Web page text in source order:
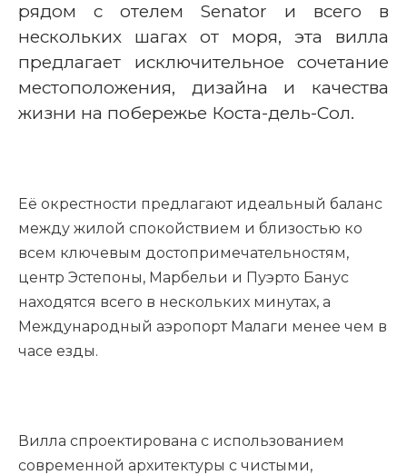
рядом с отелем Senator и всего в
нескольких шагах от моря, эта вилла
предлагает исключительное сочетание
местоположения, дизайна и качества
жизни на побережье Коста-дель-Сол.
Её окрестности предлагают идеальный баланс
между жилой спокойствием и близостью ко
всем ключевым достопримечательностям,
центр Эстепоны, Марбельи и Пуэрто Банус
находятся всего в нескольких минутах, а
Международный аэропорт Малаги менее чем в
часе езды.
Вилла спроектирована с использованием
современной архитектуры с чистыми,